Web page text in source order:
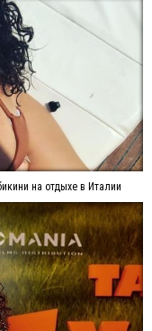
на отдыхе в Италии